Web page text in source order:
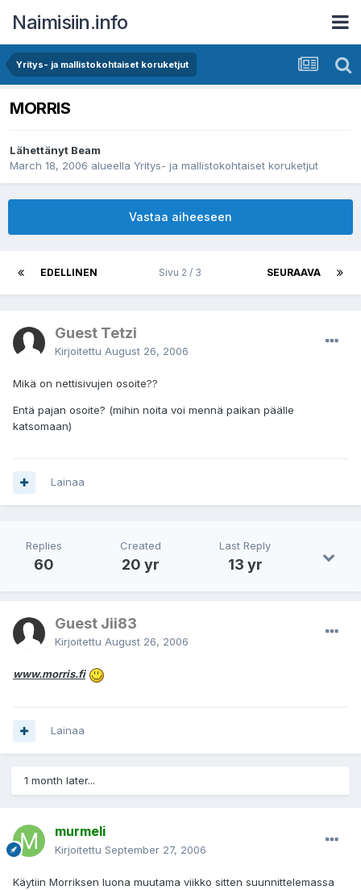
Naimisiin.info
Yritys- ja mallistokohtaiset koruketjut
MORRIS
Lähettänyt Beam
March 18, 2006 alueella Yritys- ja mallistokohtaiset koruketjut
Vastaa aiheeseen
EDELLINEN SEURAAVA
Sivu 2 / 3
Guest Tetzi
Kirjoitettu August 26, 2006
Mikä on nettisivujen osoite??
Entä pajan osoite? (mihin noita voi mennä paikan päälle
katsomaan)
Lainaa
Replies
60
Created
20 yr
Last Reply
13 yr
Guest Jii83
Kirjoitettu August 26, 2006
www.morris.fi
Lainaa
1 month later...
murmeli
Kirjoitettu September 27, 2006
Käytiin Morriksen luona muutama viikko sitten suunnittelemassa